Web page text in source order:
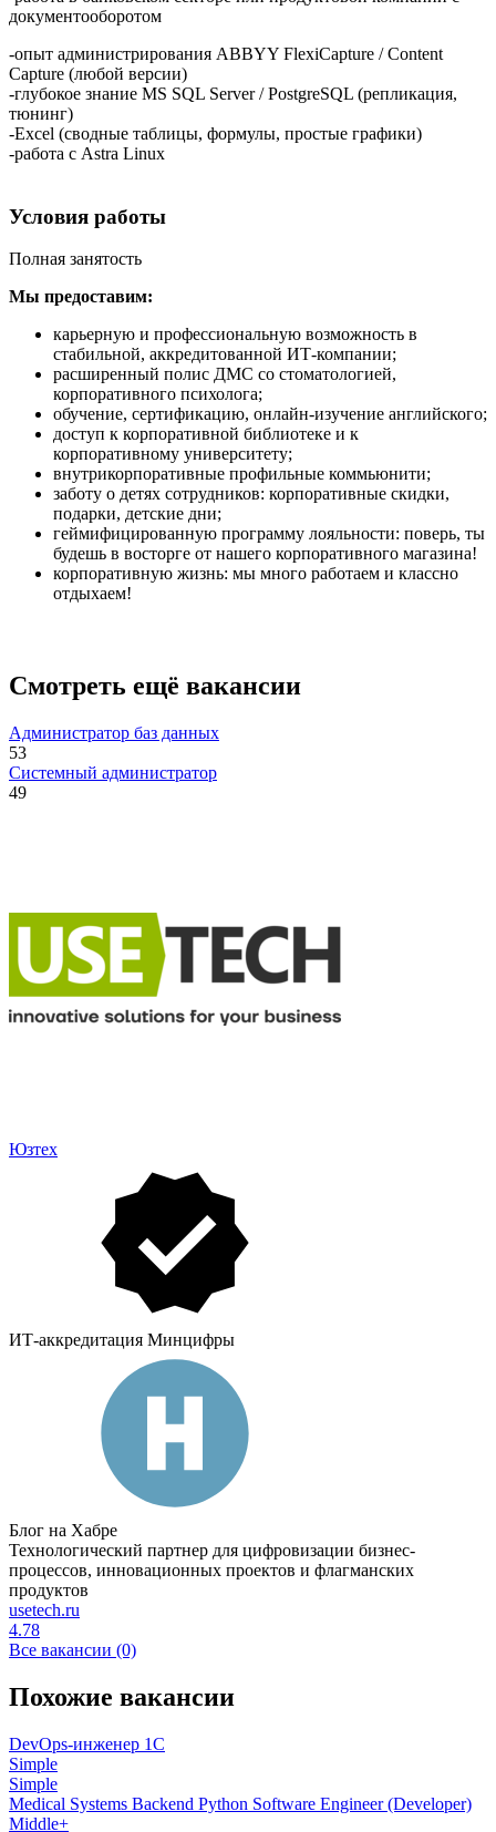
документооборотом
-опыт администрирования ABBYY FlexiCapture / Content
Capture (любой версии)
-глубокое знание MS SQL Server / PostgreSQL (репликация,
тюнинг)
-Excel (сводные таблицы, формулы, простые графики)
-работа с Astra Linux
Условия работы
Полная занятость
Мы предоставим:
карьерную и профессиональную возможность в
стабильной, аккредитованной ИТ-компании;
расширенный полис ДМС со стоматологией,
корпоративного психолога;
обучение, сертификацию, онлайн‑изучение английского;
доступ к корпоративной библиотеке и к
корпоративному университету;
внутрикорпоративные профильные коммьюнити;
заботу о детях сотрудников: корпоративные скидки,
подарки, детские дни;
геймифицированную программу лояльности: поверь, ты
будешь в восторге от нашего корпоративного магазина!
корпоративную жизнь: мы много работаем и классно
отдыхаем!
Смотреть ещё вакансии
Администратор баз данных
53
Системный администратор
49
Юзтех
ИТ-аккредитация Минцифры
Блог на Хабре
Технологический партнер для цифровизации бизнес-
процессов, инновационных проектов и флагманских
продуктов
usetech.ru
4.78
Все вакансии (0)
Похожие вакансии
DevOps-инженер 1C
Simple
Simple
Medical Systems Backend Python Software Engineer (Developer)
Middle+